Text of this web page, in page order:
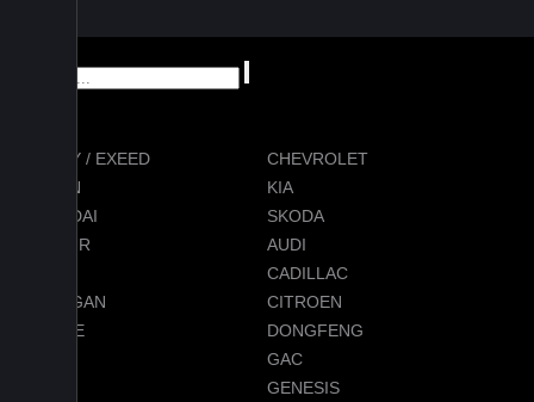
CHERY / EXEED
CHEVROLET
RAVON
KIA
HYUNDAI
SKODA
JETOUR
AUDI
CADILLAC
CHANGAN
CITROEN
DODGE
DONGFENG
GAC
GENESIS